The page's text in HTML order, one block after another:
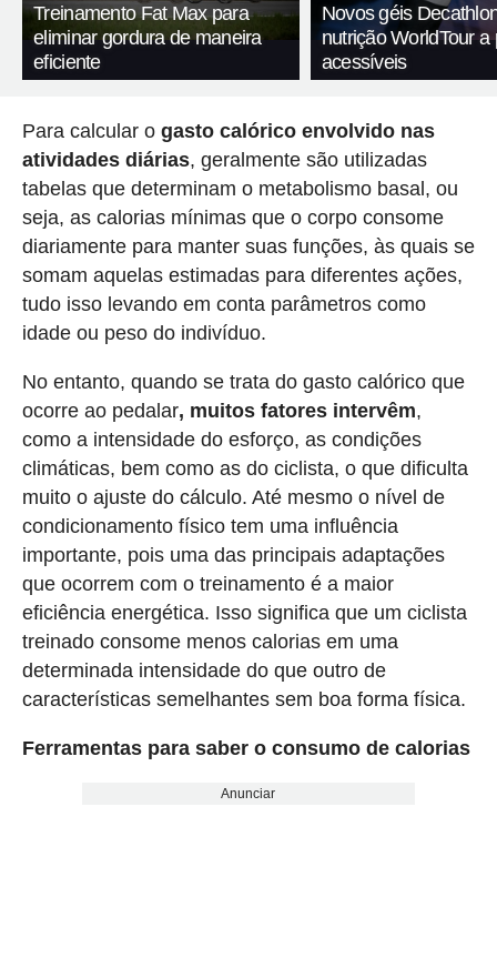
Treinamento Fat Max para
eliminar gordura de maneira
eficiente
Novos géis
nutrição WorldTour a
acessíveis
Para calcular o gasto calórico envolvido nas
atividades diárias, geralmente são utilizadas
tabelas que determinam o metabolismo basal, ou
seja, as calorias mínimas que o corpo consome
diariamente para manter suas funções, às quais se
somam aquelas estimadas para diferentes ações,
tudo isso levando em conta parâmetros como
idade ou peso do indivíduo.
No entanto, quando se trata do gasto calórico que
ocorre ao pedalar, muitos fatores intervêm,
como a intensidade do esforço, as condições
climáticas, bem como as do ciclista, o que dificulta
muito o ajuste do cálculo. Até mesmo o nível de
condicionamento físico tem uma influência
importante, pois uma das principais adaptações
que ocorrem com o treinamento é a maior
eficiência energética. Isso significa que um ciclista
treinado consome menos calorias em uma
determinada intensidade do que outro de
características semelhantes sem boa forma física.
Ferramentas para saber o consumo de calorias
Anunciar